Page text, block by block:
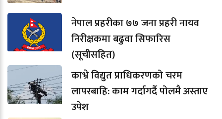
नेपाल प्रहरीका ७७ जना प्रहरी नायव
निरीक्षकमा बढुवा सिफारिस
(सूचीसहित)
काभ्रे विद्युत प्राधिकरणको चरम
लापरबाहि: काम गर्दागर्दै पोलमै अस्ताए
उपेश